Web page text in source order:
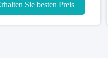
Sie besten Preis